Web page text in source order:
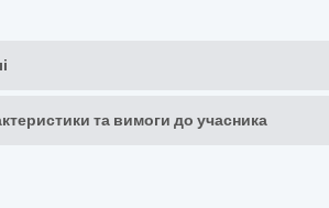
та вимоги до учасника